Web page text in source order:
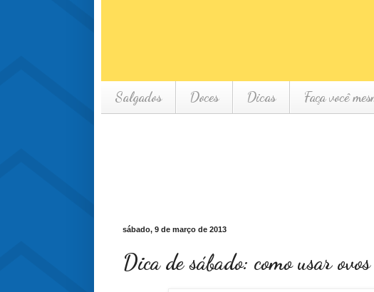
Salgados Doces Dicas Faça você
sábado, 9 de março de 2013
Dica de sábado: como usar